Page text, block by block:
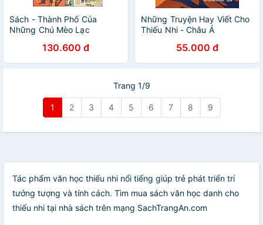
Sách - Thành Phố Của
Những Chú Mèo Lạc
130.600 đ
Những Truyện Hay Viết Cho
Thiếu Nhi - Châu Á
55.000 đ
Trang 1/9
1 2 3 4 5 6 7 8 9
Tác phẩm văn học thiếu nhi nổi tiếng giúp trẻ phát triển trí
tưởng tượng và tính cách. Tìm mua sách văn học danh cho
thiếu nhi tại nhà sách trên mạng SachTrangAn.com